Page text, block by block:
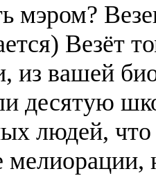
мэром?
Везёт
из вашей
десятую
людей,